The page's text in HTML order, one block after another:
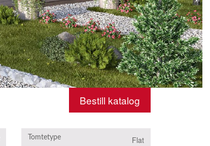
Bestill katalog
Tomtetype Flat